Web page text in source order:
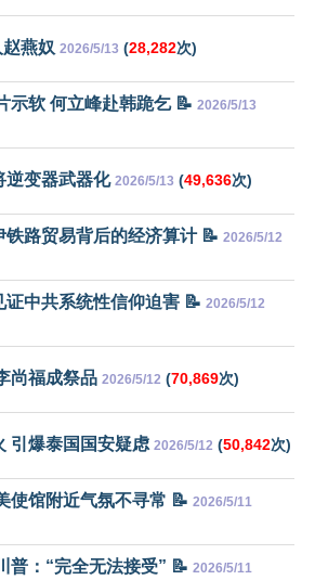
燕奴 2026/5/13 (28,282次)
示软 何立峰赴韩跪乞 📝 2026/5/13
逆变器武器化 2026/5/13 (49,636次)
路贸易背后的经济算计 📝 2026/5/12
中共系统性信仰迫害 📝 2026/5/12
尚福成祭品 2026/5/12 (70,869次)
引爆泰国国安疑虑 2026/5/12 (50,842次)
使馆附近气氛不寻常 📝 2026/5/11
普：“完全无法接受” 📝 2026/5/11